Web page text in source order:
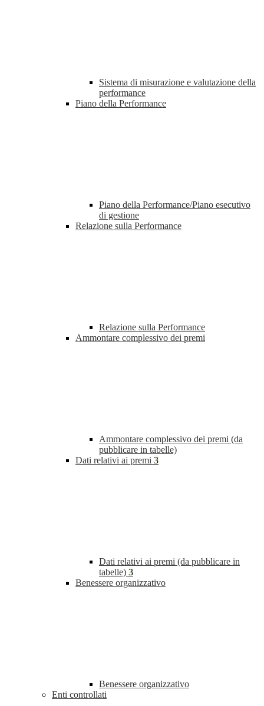
Sistema di misurazione e valutazione della
performance
Piano della Performance
Piano della Performance/Piano esecutivo
di gestione
Relazione sulla Performance
Relazione sulla Performance
Ammontare complessivo dei premi
Ammontare complessivo dei premi (da
pubblicare in tabelle)
Dati relativi ai premi 3
Dati relativi ai premi (da pubblicare in
tabelle) 3
Benessere organizzativo
Benessere organizzativo
Enti controllati